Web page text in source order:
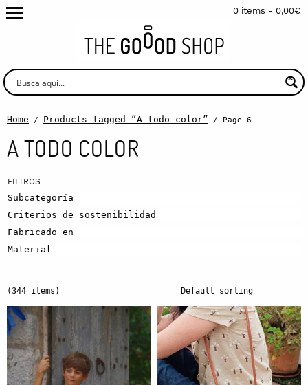
0 items - 0,00€
Home / Products tagged “A todo color” / Page 6
A TODO COLOR
Subcategoría
Criterios de sostenibilidad
Fabricado en
Material
(344 items)